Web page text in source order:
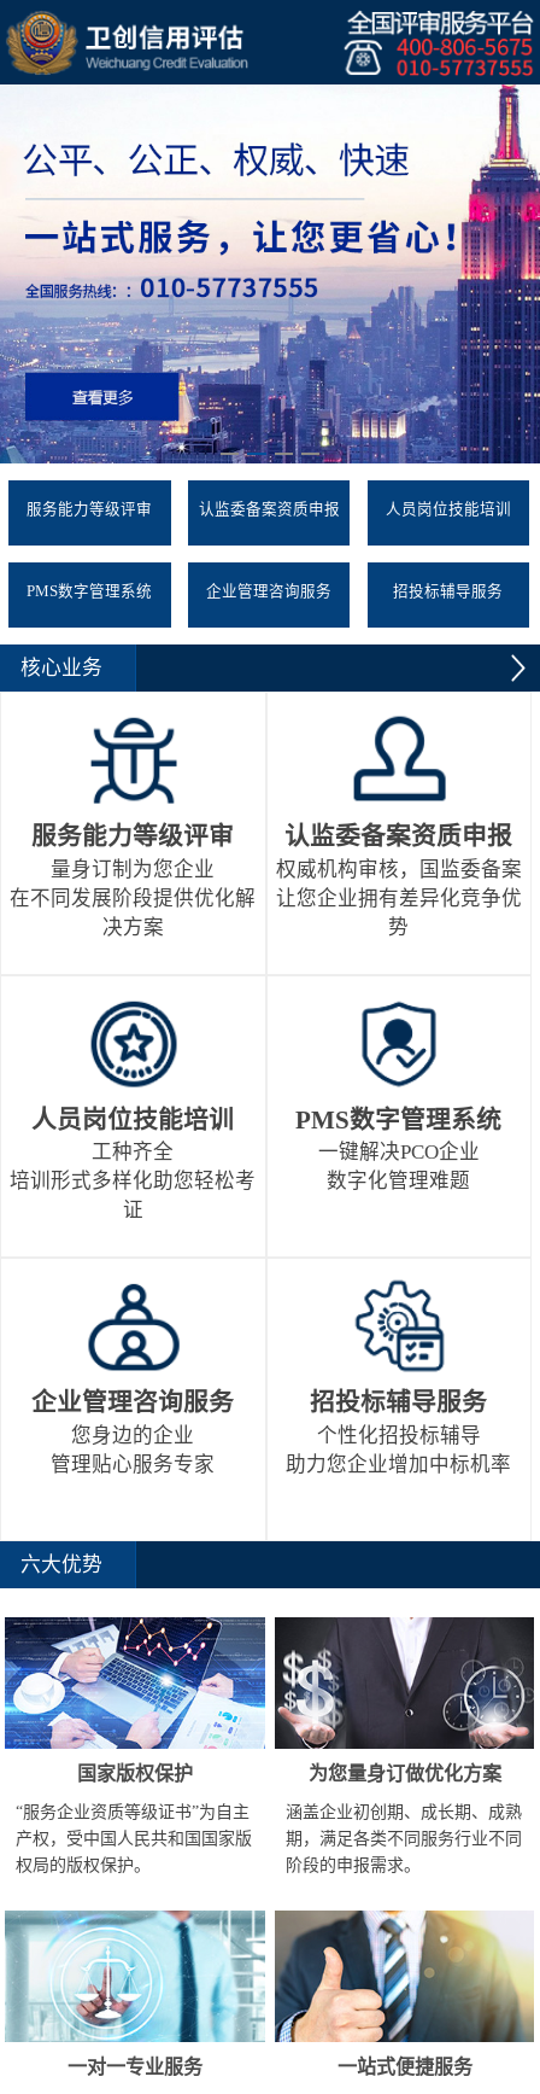
服务能力等级评审 认监委备案资质申报 人员岗位技能培训
PMS数字管理系统 企业管理咨询服务 招投标辅导服务
核心业务
服务能力等级评审
量身订制为您企业
在不同发展阶段提供优化解
决方案
认监委备案资质申报
权威机构审核，国监委备案
让您企业拥有差异化竞争优
势
人员岗位技能培训
工种齐全
培训形式多样化助您轻松考
证
PMS数字管理系统
一键解决PCO企业
数字化管理难题
企业管理咨询服务
您身边的企业
管理贴心服务专家
招投标辅导服务
个性化招投标辅导
助力您企业增加中标机率
六大优势
国家版权保护
“服务企业资质等级证书”为自主
产权，受中国人民共和国国家版
权局的版权保护。
为您量身订做优化方案
涵盖企业初创期、成长期、成熟
期，满足各类不同服务行业不同
阶段的申报需求。
一对一专业服务 一站式便捷服务